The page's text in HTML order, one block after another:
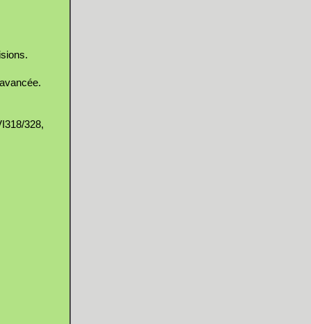
328,